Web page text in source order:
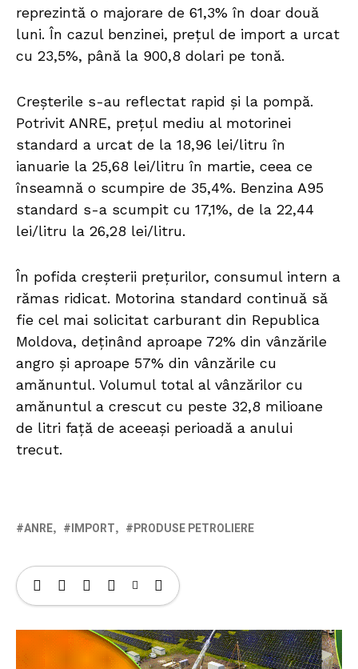
reprezintă o majorare de 61,3% în doar două
luni. În cazul benzinei, prețul de import a urcat
cu 23,5%, până la 900,8 dolari pe tonă.
Creșterile s-au reflectat rapid și la pompă.
Potrivit ANRE, prețul mediu al motorinei
standard a urcat de la 18,96 lei/litru în
ianuarie la 25,68 lei/litru în martie, ceea ce
înseamnă o scumpire de 35,4%. Benzina A95
standard s-a scumpit cu 17,1%, de la 22,44
lei/litru la 26,28 lei/litru.
În pofida creșterii prețurilor, consumul intern a
rămas ridicat. Motorina standard continuă să
fie cel mai solicitat carburant din Republica
Moldova, deținând aproape 72% din vânzările
angro și aproape 57% din vânzările cu
amănuntul. Volumul total al vânzărilor cu
amănuntul a crescut cu peste 32,8 milioane
de litri față de aceeași perioadă a anului
trecut.
ANRE IMPORT PRODUSE PETROLIERE